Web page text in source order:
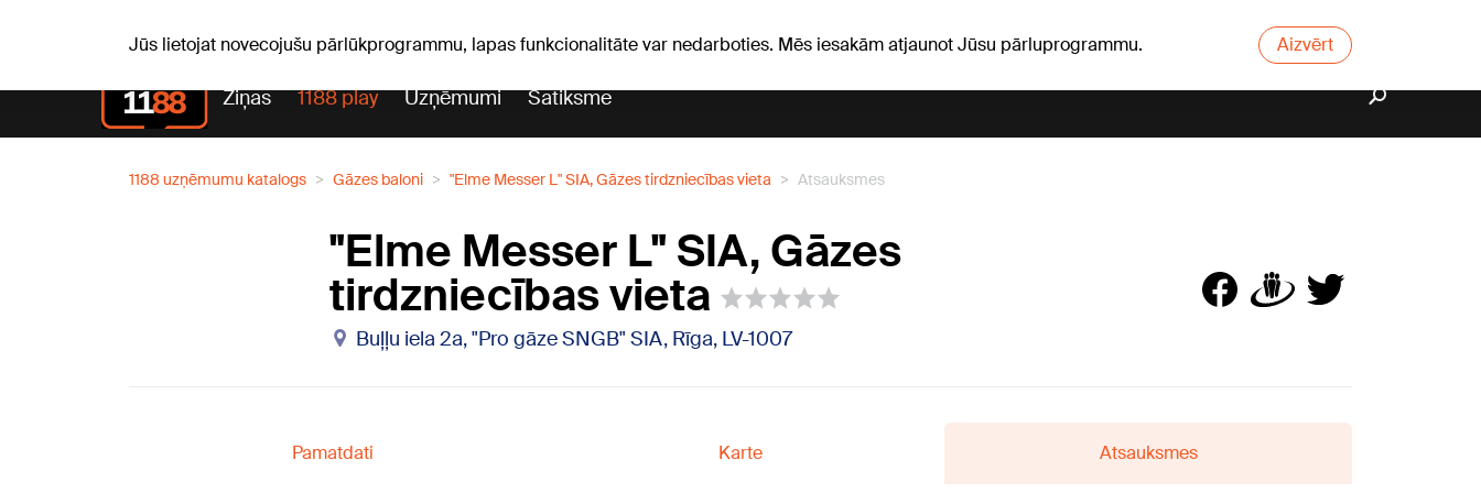
Jūs lietojat novecojušu pārlūkprogrammu, lapas funkcionalitāte var nedarboties. Mēs iesakām atjaunot Jūsu pārluprogrammu. Aizvērt
Ziņas 1188 play Uzņēmumi Satiksme
1188 uzņēmumu katalogs Gāzes baloni "Elme Messer L" SIA, Gāzes tirdzniecības vieta Atsauksmes
"Elme Messer L" SIA, Gāzes
tirdzniecības vieta
Buļļu iela 2a, "Pro gāze SNGB" SIA, Rīga, LV-1007
Pamatdati Karte Atsauksmes